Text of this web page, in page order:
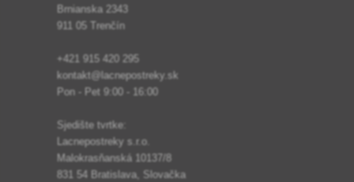
Brnianska 2343
911 05 Trenčín
+421 915 420 295
kontakt@lacnepostreky.sk
Pon - Pet 9:00 - 16:00
Sjedište tvrtke:
Lacnepostreky s.r.o.
Malokrasňanská 10137/8
831 54 Bratislava, Slovačka